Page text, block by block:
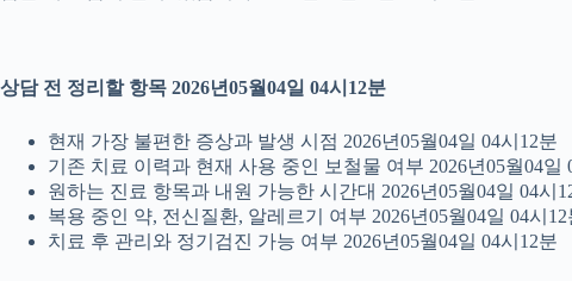
상담 전 정리할 항목 2026년05월04일 04시12분
현재 가장 불편한 증상과 발생 시점 2026년05월04일 04시12분
기존 치료 이력과 현재 사용 중인 보철물 여부 2026년05월04일
원하는 진료 항목과 내원 가능한 시간대 2026년05월04일 04시
복용 중인 약, 전신질환, 알레르기 여부 2026년05월04일 04시12
치료 후 관리와 정기검진 가능 여부 2026년05월04일 04시12분